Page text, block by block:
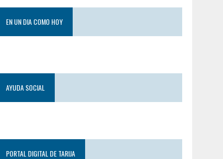
EN UN DIA COMO HOY
AYUDA SOCIAL
PORTAL DIGITAL DE TARIJA